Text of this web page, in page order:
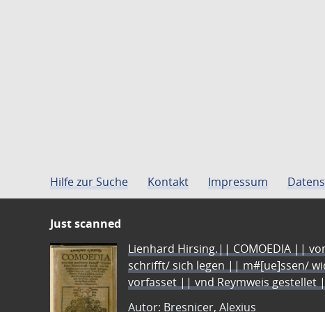
Hilfe zur Suche Kontakt Impressum
Just scanned
Lienhard Hirsing.|| COMOEDIA ||
schrifft/ sich legen || m#[ue]ssen/
vorfasset || vnd Reymweis
Autor: Bresnicer, Alexius